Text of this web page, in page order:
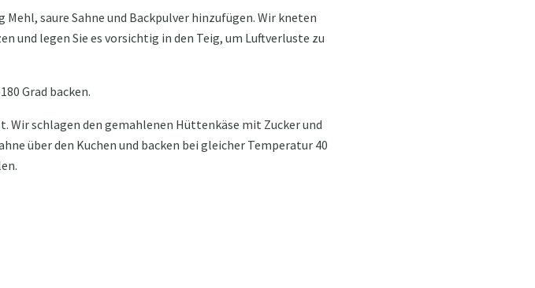
saure Sahne und Backpulver hinzufügen. Wir kneten
und legen Sie es vorsichtig in den Teig, um Luftverluste zu
Grad backen.
Wir schlagen den gemahlenen Hüttenkäse mit Zucker und
über den Kuchen und backen bei gleicher Temperatur 40